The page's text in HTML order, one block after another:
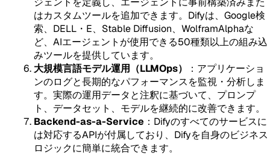
はカスタムツールを追加できます。Difyは、Google検
索、DELL・E、Stable Diffusion、WolframAlphaな
ど、AIエージェントが使用できる50種類以上の組み込
みツールを提供しています。
大規模言語モデル運用（LLMOps）
：アプリケーショ
ンのログと長期的なパフォーマンスを監視・分析しま
す。実際の運用データと注釈に基づいて、プロンプ
ト、データセット、モデルを継続的に改善できます。
Backend-as-a-Service ：Difyのすべてのサービスに
は対応するAPIが付属しており、Difyを自身のビジネス
ロジックに簡単に統合できます。